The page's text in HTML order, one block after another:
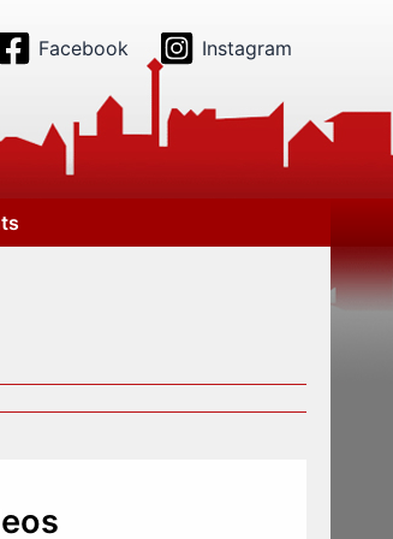
Facebook Instagram